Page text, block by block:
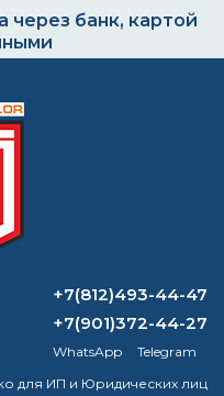
через банк, картой
транспортной
отличается от
+7(812)493-44-47
+7(901)372-44-27
WhatsApp
Telegram
для ИП и Юридических лиц